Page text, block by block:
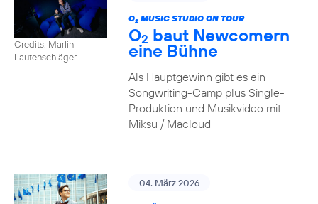
Credits: Marlin
Lautenschläger
O2MUSIC STUDIO ON TOUR
O2 baut Newcomern
eine Bühne
Als Hauptgewinn gibt es ein
Songwriting-Camp plus Single-
Produktion und Musikvideo mit
Miksu / Macloud
04. März 2026